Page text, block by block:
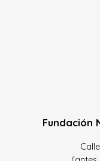
Fundación